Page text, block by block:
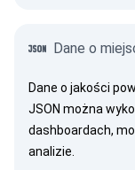
Dane o
Dane o jakości
JSON można
dashboardach,
analizie.